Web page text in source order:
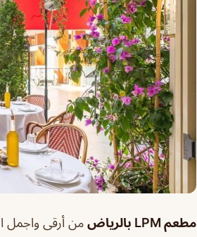
مطعم LPM بالرياض
من أرقى واجمل